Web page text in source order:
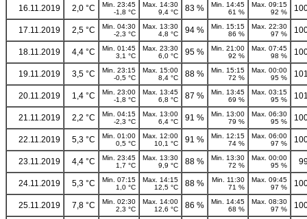
16.11.2019 2,0 °C
Min. 23:45
-1,8 °C
Max. 14:30
9,4 °C
83 %
Min. 14:45
61 %
Max. 09:15
92 %
17.11.2019 2,5 °C
Min. 04:30
-2,3 °C
Max. 13:30
4,8 °C
94 %
Min. 15:15
86 %
Max. 22:30
97 %
18.11.2019 4,4 °C
Min. 01:45
3,1 °C
Max. 23:30
6,0 °C
95 %
Min. 21:00
92 %
Max. 07:45
98 %
19.11.2019 3,5 °C
Min. 23:15
-0,5 °C
Max. 15:00
8,4 °C
88 %
Min. 15:15
72 %
Max. 00:00
95 %
20.11.2019 1,4 °C
Min. 23:00
-1,8 °C
Max. 13:45
6,8 °C
87 %
Min. 13:45
69 %
Max. 03:15
95 %
21.11.2019 2,2 °C
Min. 04:15
-2,3 °C
Max. 13:00
6,4 °C
91 %
Min. 13:00
79 %
Max. 06:30
95 %
22.11.2019 5,3 °C
Min. 01:00
0,5 °C
Max. 12:00
10,1 °C
91 %
Min. 12:15
74 %
Max. 06:00
97 %
23.11.2019 4,4 °C
Min. 23:45
1,7 °C
Max. 13:30
9,9 °C
88 %
Min. 13:30
72 %
Max. 00:00
95 %
24.11.2019 5,3 °C
Min. 07:15
1,0 °C
Max. 14:15
12,5 °C
88 %
Min. 11:30
71 %
Max. 09:45
97 %
25.11.2019 7,8 °C
Min. 02:30
2,3 °C
Max. 14:00
12,6 °C
86 %
Min. 14:45
68 %
Max. 08:30
97 %